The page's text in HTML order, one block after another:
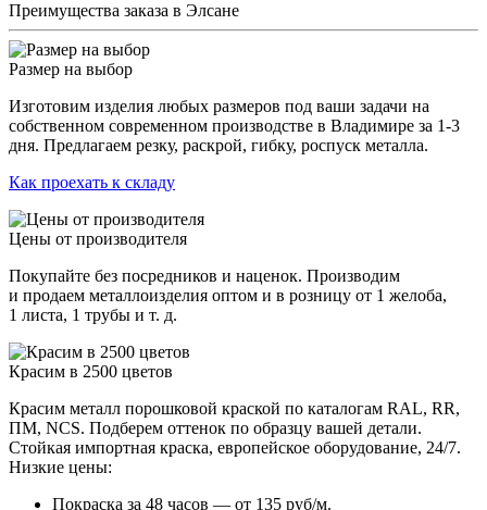
Преимущества заказа в Элсане
Размер на выбор
Изготовим изделия любых размеров под ваши задачи на
собственном современном производстве в Владимире за 1-3
дня. Предлагаем резку, раскрой, гибку, роспуск металла.
Как проехать к складу
Цены от производителя
Покупайте без посредников и наценок. Производим
и продаем металлоизделия оптом и в розницу от 1 желоба,
1 листа, 1 трубы и т. д.
Красим в 2500 цветов
Красим металл порошковой краской по каталогам RAL, RR,
ПМ, NCS. Подберем оттенок по образцу вашей детали.
Стойкая импортная краска, европейское оборудование, 24/7.
Низкие цены:
Покраска за 48 часов — от 135 руб/м.